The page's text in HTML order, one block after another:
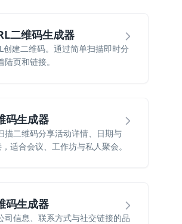
二维码生成器
创建二维码。通过简单扫描即时分
页和链接。
码生成器
描二维码分享活动详情、日期与
，适合会议、工作坊与私人聚会。
码生成器
司信息、联系方式与社交链接的品